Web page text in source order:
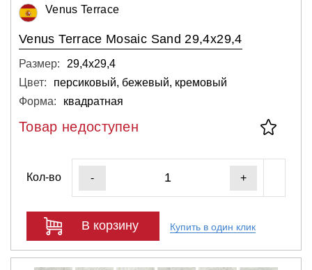
Venus Terrace
Venus Terrace Mosaic Sand 29,4x29,4
Размер:
29,4х29,4
Цвет:
персиковый, бежевый, кремовый
Форма:
квадратная
Товар недоступен
Кол-во - +
В корзину Купить в один клик